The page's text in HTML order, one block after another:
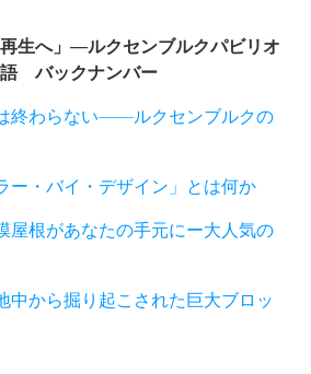
生へ」 ―ルクセンブルクパビリオ
語 バックナンバー
終わらない——ルクセンブルクの
・バイ・デザイン」とは何か
があなたの手元にー大人気の
ら掘り起こされた巨大ブロッ